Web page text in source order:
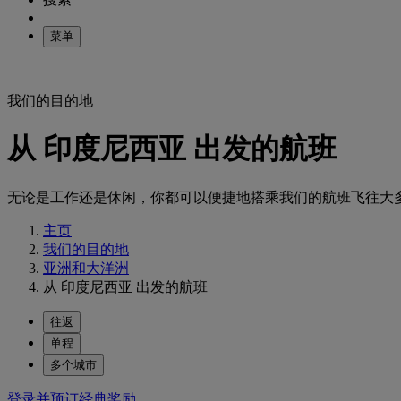
菜单
我们的目的地
从 印度尼西亚 出发的航班
无论是工作还是休闲，你都可以便捷地搭乘我们的航班飞往大
主页
我们的目的地
亚洲和大洋洲
从 印度尼西亚 出发的航班
往返
单程
多个城市